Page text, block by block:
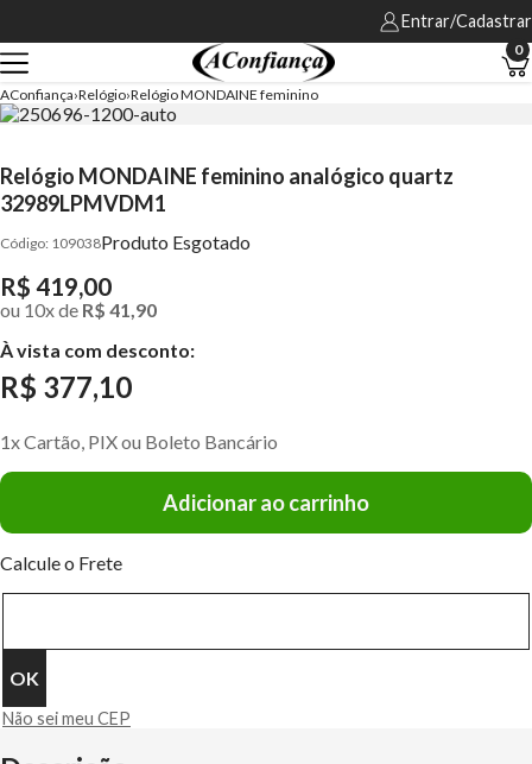
Entrar/Cadastrar
0
AConfiança Relógio Relógio MONDAINE feminino
Relógio MONDAINE feminino analógico quartz
32989LPMVDM1
109038Produto Esgotado
R$ 419,00
ou 10xde R$ 41,90
À vista com desconto:
R$ 377,10
1x Cartão, PIX ou Boleto Bancário
Adicionar ao carrinho
Calcule o Frete
Não sei meu CEP